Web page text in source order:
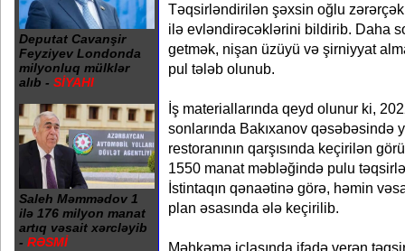
Deputat Cavanşir
Feyziyev Londonda
milyonluq mülklər
alıb - SİYAHI
Saleh Məmmədov 1
ilə 176 milyon manat
artıq vəsait xərcləyib
- RƏSMİ
Təqsirləndirilən şəxsin oğlu
ilə evləndirəcəklərini bildirib. Daha
getmək, nişan üzüyü və şirniyyat
pul tələb olunub.
İş materiallarında qeyd olunur ki,
sonlarında Bakıxanov qəsəbəsində
restoranının qarşısında keçirilən
1550 manat məbləğində pulu
İstintaqın qənaətinə görə, həmin
plan əsasında ələ keçirilib.
Məhkəmə iclasında ifadə verən